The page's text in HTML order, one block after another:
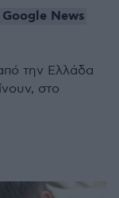
News
την Ελλάδα
στο